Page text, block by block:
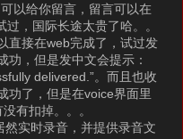
以给你留言，留言可以在
，国际长途太贵了哈。。
直接在web完成了，试过发
功，但是发中文会提示：
delivered.”。而且也收
功了，但是在voice界面里
有扣掉。。。
实时录音，并提供录音文